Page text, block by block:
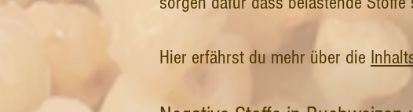
Hier erfährst du mehr über die